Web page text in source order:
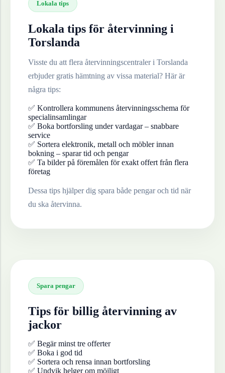
Lokala tips
Lokala tips för återvinning i
Torslanda
Visste du att flera återvinningscentraler i Torslanda
erbjuder gratis hämtning av vissa material? Här är
några tips:
✅ Kontrollera kommunens återvinningsschema för
specialinsamlingar
✅ Boka bortforsling under vardagar – snabbare
service
✅ Sortera elektronik, metall och möbler innan
bokning – sparar tid och pengar
✅ Ta bilder på föremålen för exakt offert från flera
företag
Dessa tips hjälper dig spara både pengar och tid när
du ska återvinna.
Spara pengar
Tips för billig återvinning av
jackor
✅ Begär minst tre offerter
✅ Boka i god tid
✅ Sortera och rensa innan bortforsling
✅ Undvik helger om möjligt